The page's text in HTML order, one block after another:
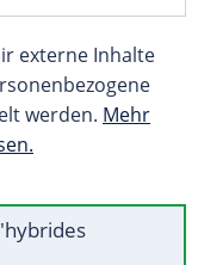
externe Inhalte
werden. Mehr